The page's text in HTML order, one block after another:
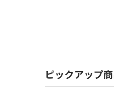
ピックアップ